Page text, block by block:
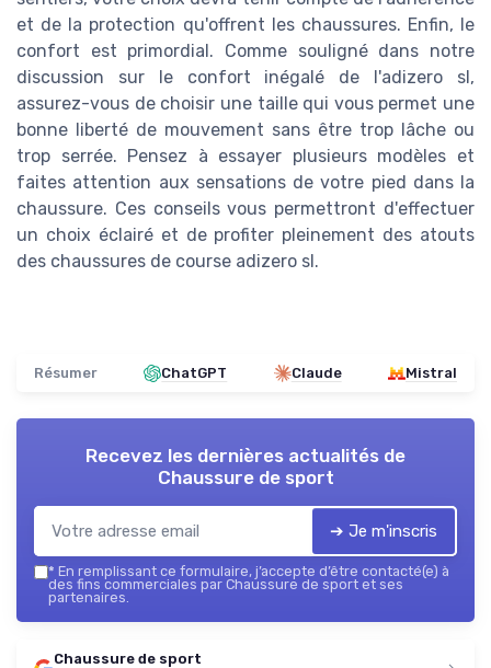
et de la protection qu'offrent les chaussures. Enfin, le
confort est primordial. Comme souligné dans notre
discussion sur le confort inégalé de l'adizero sl,
assurez-vous de choisir une taille qui vous permet une
bonne liberté de mouvement sans être trop lâche ou
trop serrée. Pensez à essayer plusieurs modèles et
faites attention aux sensations de votre pied dans la
chaussure. Ces conseils vous permettront d'effectuer
un choix éclairé et de profiter pleinement des atouts
des chaussures de course adizero sl.
Résumer ChatGPT Claude Mistral
Recevez les dernières actualités de
Chaussure de sport
➔ Je m'inscris
* En remplissant ce formulaire, j’accepte d’être contacté(e) à
des fins commerciales par Chaussure de sport et ses
partenaires.
Chaussure de sport